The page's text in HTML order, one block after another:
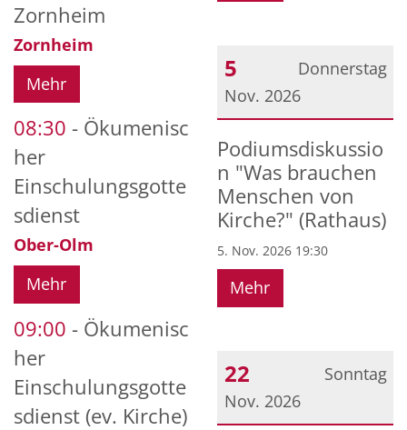
Zornheim
Zornheim
Mehr
08:30
Ökumenisc
her
Einschulungsgotte
sdienst
Ober-Olm
Mehr
09:00
Ökumenisc
her
Einschulungsgotte
sdienst (ev. Kirche)
Donnerstag
5
Nov. 2026
Datum: 5. November
Podiumsdiskussio
n "Was brauchen
Menschen von
Kirche?" (Rathaus)
5. Nov. 2026 19:30
Mehr
Sonntag
22
Nov. 2026